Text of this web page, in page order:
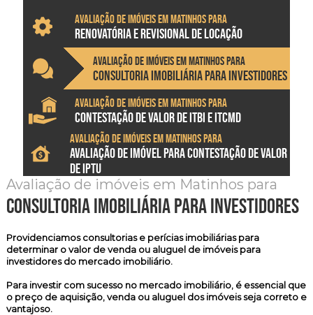
Avaliação de imóveis em Matinhos para
RENOVATÓRIA E REVISIONAL DE LOCAÇÃO
Avaliação de imóveis em Matinhos para
CONSULTORIA IMOBILIÁRIA PARA INVESTIDORES
Avaliação de imóveis em Matinhos para
CONTESTAÇÃO DE VALOR DE ITBI E ITCMD
Avaliação de imóveis em Matinhos para
AVALIAÇÃO DE IMÓVEL PARA CONTESTAÇÃO DE VALOR
DE IPTU
Avaliação de imóveis em Matinhos para
consultoria imobiliária para investidores
Providenciamos consultorias e perícias imobiliárias para
determinar o valor de venda ou aluguel de imóveis para
investidores do mercado imobiliário.
Para investir com sucesso no mercado imobiliário, é essencial que
o preço de aquisição, venda ou aluguel dos imóveis seja correto e
vantajoso.